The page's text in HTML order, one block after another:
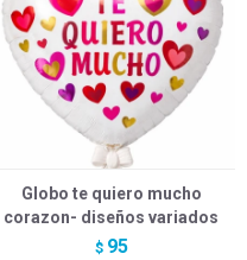
Globo te quiero mucho
corazon- diseños variados
$ 95